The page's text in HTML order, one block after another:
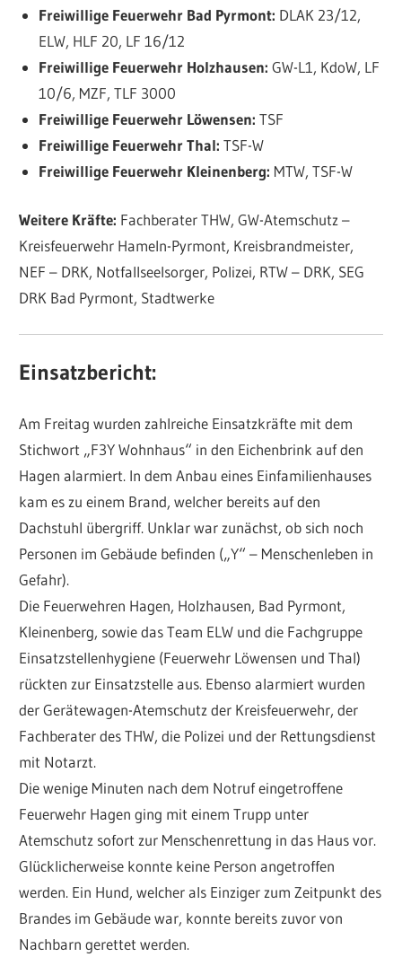
Freiwillige Feuerwehr Bad Pyrmont: DLAK 23/12,
ELW, HLF 20, LF 16/12
Freiwillige Feuerwehr Holzhausen: GW-L1, KdoW, LF
10/6, MZF, TLF 3000
Freiwillige Feuerwehr Löwensen: TSF
Freiwillige Feuerwehr Thal: TSF-W
Freiwillige Feuerwehr Kleinenberg: MTW, TSF-W
Weitere Kräfte: Fachberater THW, GW-Atemschutz –
Kreisfeuerwehr Hameln-Pyrmont, Kreisbrandmeister,
NEF – DRK, Notfallseelsorger, Polizei, RTW – DRK, SEG
DRK Bad Pyrmont, Stadtwerke
Einsatzbericht:
Am Freitag wurden zahlreiche Einsatzkräfte mit dem
Stichwort „F3Y Wohnhaus“ in den Eichenbrink auf den
Hagen alarmiert. In dem Anbau eines Einfamilienhauses
kam es zu einem Brand, welcher bereits auf den
Dachstuhl übergriff. Unklar war zunächst, ob sich noch
Personen im Gebäude befinden („Y“ – Menschenleben in
Gefahr).
Die Feuerwehren Hagen, Holzhausen, Bad Pyrmont,
Kleinenberg, sowie das Team ELW und die Fachgruppe
Einsatzstellenhygiene (Feuerwehr Löwensen und Thal)
rückten zur Einsatzstelle aus. Ebenso alarmiert wurden
der Gerätewagen-Atemschutz der Kreisfeuerwehr, der
Fachberater des THW, die Polizei und der Rettungsdienst
mit Notarzt.
Die wenige Minuten nach dem Notruf eingetroffene
Feuerwehr Hagen ging mit einem Trupp unter
Atemschutz sofort zur Menschenrettung in das Haus vor.
Glücklicherweise konnte keine Person angetroffen
werden. Ein Hund, welcher als Einziger zum Zeitpunkt des
Brandes im Gebäude war, konnte bereits zuvor von
Nachbarn gerettet werden.